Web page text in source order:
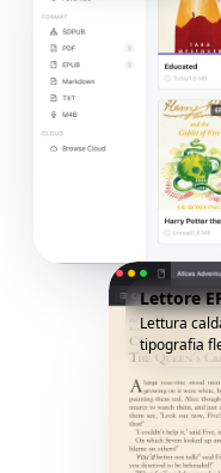
Lettore
Lettura
tipografia